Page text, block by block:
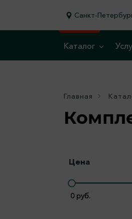
Санкт-
Каталог
Главная
Цена
0руб.